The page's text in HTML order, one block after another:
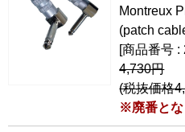
Montreux
(patch
[商品番号 :
4,730円
(税抜価格
※廃番とな